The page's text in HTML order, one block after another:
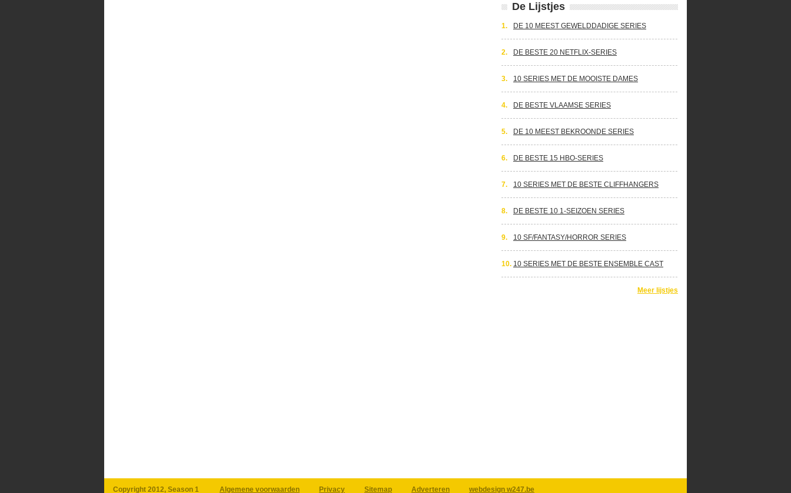
De Lijstjes
1. DE 10 MEEST GEWELDDADIGE SERIES
2. DE BESTE 20 NETFLIX-SERIES
3. 10 SERIES MET DE MOOISTE DAMES
4. DE BESTE VLAAMSE SERIES
5. DE 10 MEEST BEKROONDE SERIES
6. DE BESTE 15 HBO-SERIES
7. 10 SERIES MET DE BESTE CLIFFHANGERS
8. DE BESTE 10 1-SEIZOEN SERIES
9. 10 SF/FANTASY/HORROR SERIES
10. 10 SERIES MET DE BESTE ENSEMBLE CAST
Meer lijstjes
Copyright 2012, Season 1 Algemene voorwaarden Privacy Sitemap Adverteren webdesign w247.be